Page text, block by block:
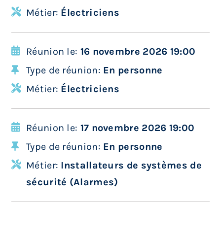
Métier: Électriciens
Réunion le: 16 novembre 2026 19:00
Type de réunion: En personne
Métier: Électriciens
Réunion le: 17 novembre 2026 19:00
Type de réunion: En personne
Métier: Installateurs de systèmes de
sécurité (Alarmes)